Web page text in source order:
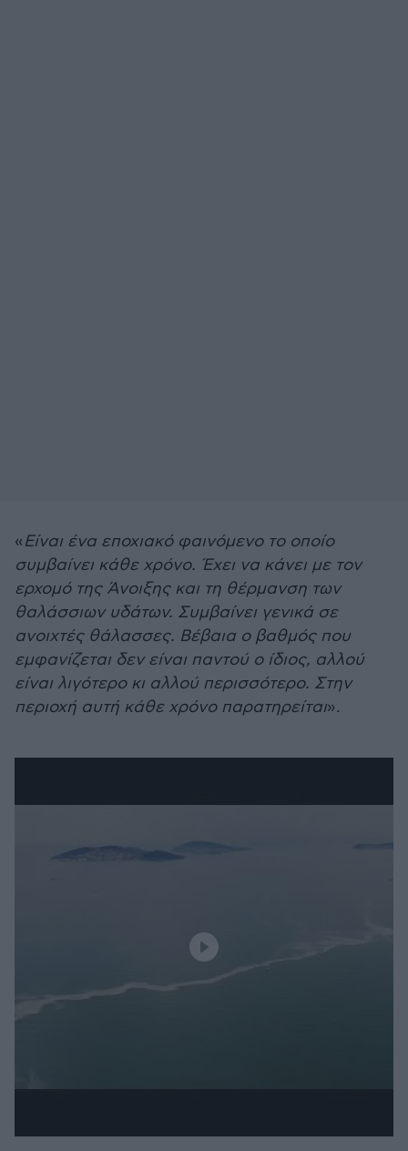
«Είναι ένα εποχιακό φαινόμενο το οποίο
συμβαίνει κάθε χρόνο. Έχει να κάνει με τον
ερχομό της Άνοιξης και τη θέρμανση των
θαλάσσιων υδάτων. Συμβαίνει γενικά σε
ανοιχτές θάλασσες. Βέβαια ο βαθμός που
εμφανίζεται δεν είναι παντού ο ίδιος, αλλού
είναι λιγότερο κι αλλού περισσότερο. Στην
περιοχή αυτή κάθε χρόνο παρατηρείται».